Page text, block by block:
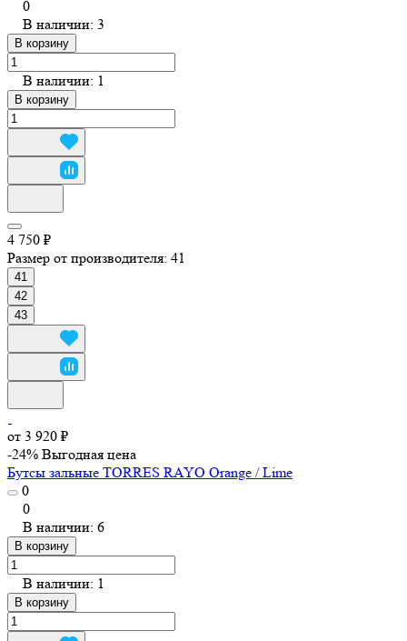
0
В наличии: 3
В корзину
В наличии: 1
В корзину
4 750 ₽
Размер от производителя: 41
41
42
43
от 3 920 ₽
-24% Выгодная цена
Бутсы зальные TORRES RAYO Orange / Lime
0
0
В наличии: 6
В корзину
В наличии: 1
В корзину